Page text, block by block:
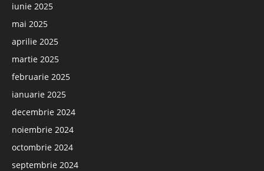
iunie 2025
mai 2025
aprilie 2025
martie 2025
februarie 2025
ianuarie 2025
decembrie 2024
noiembrie 2024
octombrie 2024
septembrie 2024